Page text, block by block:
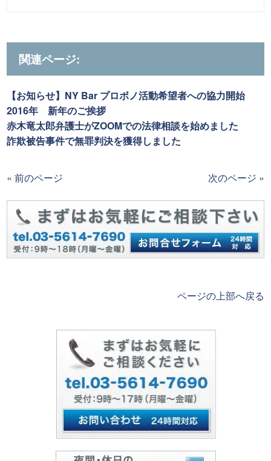
関連ページ:
【お知らせ】NY Bar プロボノ活動希望者への協力開始
2016年 新年のご挨拶
赤木竜太郎弁護士がZOOMでの法律相談を始めました
詐欺被告事件で無罪判決を獲得しました
« 前のページ 次のページ »
ページの上部へ戻る